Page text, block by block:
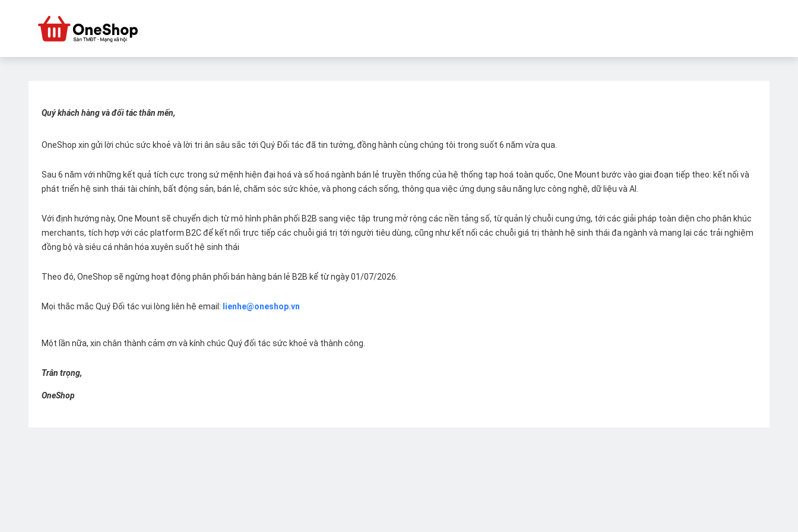
Quý khách hàng và đối tác thân mến,
OneShop xin gửi lời chúc sức khoẻ và lời tri ân sâu sắc tới Quý Đối tác đã tin tưởng, đồng hành cùng chúng tôi trong suốt 6 năm vừa qua.
Sau 6 năm với những kết quả tích cực trong sứ mệnh hiện đại hoá và số hoá ngành bán lẻ truyền thống của hệ thống tạp hoá toàn quốc, One Mount bước vào giai đoạn tiếp theo: kết nối và
phát triển hệ sinh thái tài chính, bất động sản, bán lẻ, chăm sóc sức khỏe, và phong cách sống, thông qua việc ứng dụng sâu năng lực công nghệ, dữ liệu và AI.
Với định hướng này, One Mount sẽ chuyển dịch từ mô hình phân phối B2B sang việc tập trung mở rộng các nền tảng số, từ quản lý chuỗi cung ứng, tới các giải pháp toàn diện cho phân khúc
merchants, tích hợp với các platform B2C để kết nối trực tiếp các chuỗi giá trị tới người tiêu dùng, cũng như kết nối các chuỗi giá trị thành hệ sinh thái đa ngành và mang lại các trải nghiệm
đồng bộ và siêu cá nhân hóa xuyên suốt hệ sinh thái
Theo đó, OneShop sẽ ngừng hoạt động phân phối bán hàng bán lẻ B2B kể từ ngày 01/07/2026.
Mọi thắc mắc Quý Đối tác vui lòng liên hệ email: lienhe@oneshop.vn
Một lần nữa, xin chân thành cảm ơn và kính chúc Quý đối tác sức khoẻ và thành công.
Trân trọng,
OneShop